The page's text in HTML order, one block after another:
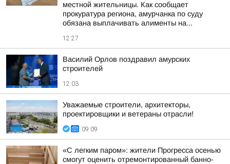
местной жительницы. Как сообщает
прокуратура региона, амурчанка по суду
обязана выплачивать алименты на...
12:27
Василий Орлов поздравил амурских
строителей
12:03
Уважаемые строители, архитекторы,
проектировщики и ветераны отрасли!
09:09
«С легким паром»: жители Прогресса осенью
смогут оценить отремонтированный банно-